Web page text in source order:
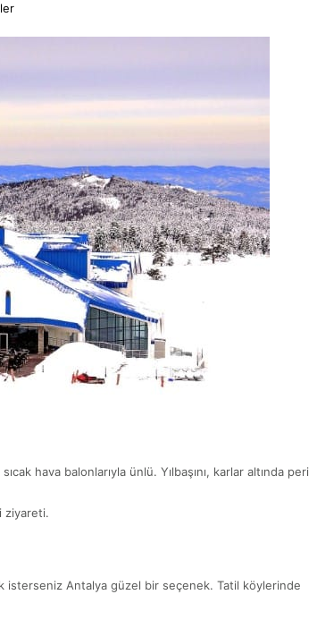
hava balonlarıyla ünlü. Yılbaşını, karlar altında peri
ziyareti.
isterseniz Antalya güzel bir seçenek. Tatil köylerinde